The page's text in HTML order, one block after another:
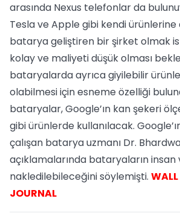
arasında Nexus telefonlar da
Tesla ve Apple gibi kendi
batarya geliştiren bir şirket olmak
kolay ve maliyeti düşük olması
bataryalarda ayrıca giyilebilir
olabilmesi için esneme özelliği
bataryalar, Google’ın kan şekeri
gibi ürünlerde kullanılacak.
çalışan batarya uzmanı Dr.
açıklamalarında bataryaların insan
nakledilebileceğini söylemişti. WALL
JOURNAL